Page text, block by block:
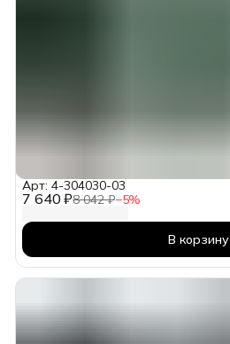
7 640 ₽8 042 ₽−5%
Арт: 4-304030-03
В корзину